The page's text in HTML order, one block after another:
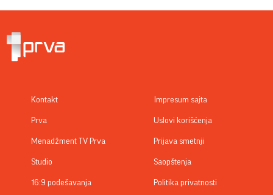
Kontakt
Prva
Menadžment TV Prva
Studio
16:9 podešavanja
Impresum sajta
Uslovi korišćenja
Prijava smetnji
Saopštenja
Politika privatnosti